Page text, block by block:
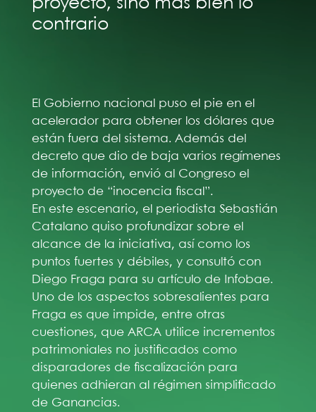
proyecto, sino más bien lo
contrario
El Gobierno nacional puso el pie en el
acelerador para obtener los dólares que
están fuera del sistema. Además del
decreto que dio de baja varios regímenes
de información, envió al Congreso el
proyecto de “inocencia fiscal”.
En este escenario, el periodista Sebastián
Catalano quiso profundizar sobre el
alcance de la iniciativa, así como los
puntos fuertes y débiles, y consultó con
Diego Fraga para su artículo de Infobae.
Uno de los aspectos sobresalientes para
Fraga es que impide, entre otras
cuestiones, que ARCA utilice incrementos
patrimoniales no justificados como
disparadores de fiscalización para
quienes adhieran al régimen simplificado
de Ganancias.